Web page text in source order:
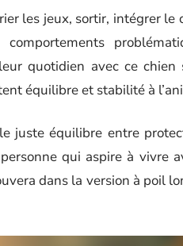
les jeux, sortir, intégrer le
quotidien avec ce chien
équilibre et stabilité à
juste équilibre entre
qui aspire à vivre
dans la version à poil